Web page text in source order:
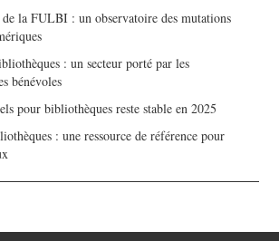
de la FULBI : un observatoire des mutations
: un secteur porté par les
bénévoles
pour bibliothèques reste stable en 2025
: une ressource de référence pour